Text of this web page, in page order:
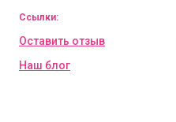
Ссылки:
Оставить отзыв
Наш блог